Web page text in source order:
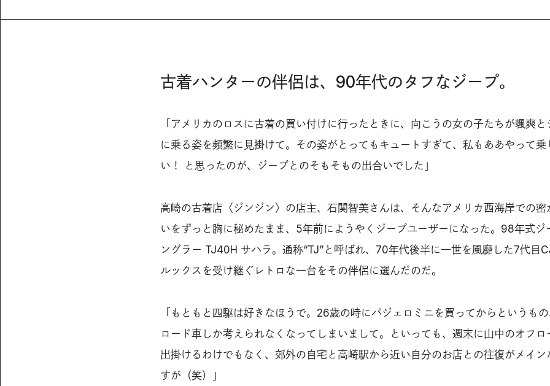
古着ハンターの伴侶は、 90年代のタフなジープ。
「アメリカのロスに古着の買い付けに行ったときに、向こうの女の子たちが颯爽と
に乗る姿を頻繁に見掛けて。その姿がとってもキュートすぎて、私もああやって乗
い！ と思ったのが、ジープとのそもそもの出合いでした」
高崎の古着店〈ジンジン〉の店主、石関智美さんは、そんなアメリカ西海岸での密
いをずっと胸に秘めたまま、5年前にようやくジープユーザーになった。98年式ジ
ングラー TJ40H サハラ。通称“TJ”と呼ばれ、70年代後半に一世を風靡した7代目
ルックスを受け継ぐレトロな一台をその伴侶に選んだのだ。
「もともと四駆は好きなほうで。26歳の時にパジェロミニを買ってからというも
ロード車しか考えられなくなってしまいまして。といっても、週末に山中のオフロ
出掛けるわけでもなく、郊外の自宅と高崎駅から近い自分のお店との往復がメイン
すが（笑）」